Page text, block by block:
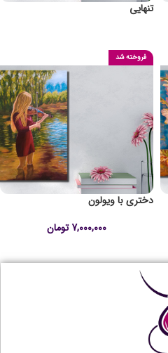
تنهایی
فروخته شد
دختری با ویولون
7,000,000 تومان